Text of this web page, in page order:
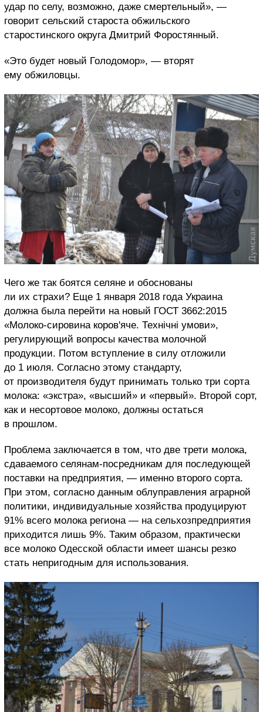
удар по селу, возможно, даже смертельный», —
говорит сельский староста обжильского
старостинского округа Дмитрий Форостянный.
«Это будет новый Голодомор», — вторят
ему обжиловцы.
Чего же так боятся селяне и обоснованы
ли их страхи? Еще 1 января 2018 года Украина
должна была перейти на новый ГОСТ 3662:2015
«Молоко-сировина коров'яче. Технічні умови»,
регулирующий вопросы качества молочной
продукции. Потом вступление в силу отложили
до 1 июля. Согласно этому стандарту,
от производителя будут принимать только три сорта
молока: «экстра», «высший» и «первый». Второй сорт,
как и несортовое молоко, должны остаться
в прошлом.
Проблема заключается в том, что две трети молока,
сдаваемого селянам-посредникам для последующей
поставки на предприятия, — именно второго сорта.
При этом, согласно данным облуправления аграрной
политики, индивидуальные хозяйства продуцируют
91% всего молока региона — на сельхозпредприятия
приходится лишь 9%. Таким образом, практически
все молоко Одесской области имеет шансы резко
стать непригодным для использования.